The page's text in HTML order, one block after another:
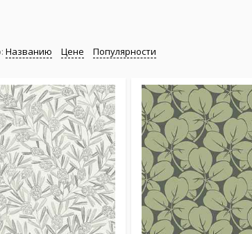
Названию Цене Популярности